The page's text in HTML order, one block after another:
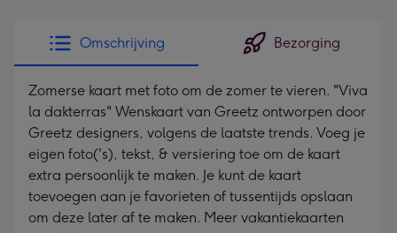
Omschrijving Bezorging
Zomerse kaart met foto om de zomer te vieren. "Viva
la dakterras" Wenskaart van Greetz ontworpen door
Greetz designers, volgens de laatste trends. Voeg je
eigen foto('s), tekst, & versiering toe om de kaart
extra persoonlijk te maken. Je kunt de kaart
toevoegen aan je favorieten of tussentijds opslaan
om deze later af te maken. Meer vakantiekaarten